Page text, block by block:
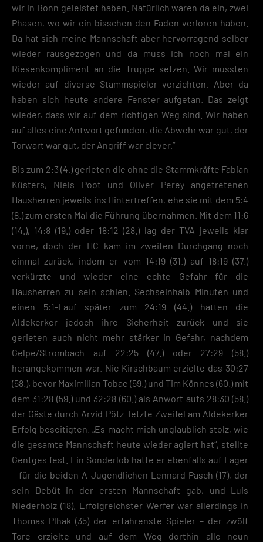
wir in Bonn geleistet haben. Natürlich waren da ein, zwei
Phasen, wo wir ein bisschen den Faden verloren haben.
Da hat sich meine Mannschaft aber hervorragend selber
wieder rausgezogen und da muss ich noch mal ein
Riesenkompliment an die Truppe setzen. Wir mussten
wieder auf diverse Stammspieler verzichten. Aber da
haben sich heute andere Fenster aufgetan. Das zeigt
wieder, dass wir auf dem richtigen Weg sind. Wir haben
auf alles eine Antwort gefunden, die Abwehr war gut, der
Torwart war gut, der Angriff war clever.“
Bis zum 2:3 (4.) gerieten die ohne die Stammkräfte Fabian
Küsters, Niels Poot und Oliver Perey angetretenen
Hausherren jeweils ins Hintertreffen, ehe sie mit dem 5:4
(8.) zum ersten Mal die Führung übernahmen. Mit dem 11:6
(14.), 14:8 (19.) oder 18:12 (28.) lag der TVA jeweils klar
vorne, doch der HC kam im zweiten Durchgang noch
einmal zurück, indem er vom 14:19 (31.) auf 18:19 (37.)
verkürzte und wieder eine echte Gefahr für die
Hausherren zu sein schien. Sechseinhalb Minuten und
einen 5:1-Lauf später zum 24:19 (44.) hatten die
Aldekerker jedoch ihre Sicherheit zurück und sie
gerieten auch nicht mehr stärker in Gefahr, nachdem
Gelpe/Strombach auf 22:25 (47.) oder 27:29 (58.)
herangekommen war. Nic Kirschbaum erzielte das 30:27
(58.), bevor Maximilian Tobae (59.) und Tim Könnes (60.) mit
dem 31:28 (59.) und 32:28 (60.) als Anwort aufs 28:30 (58.)
der Gäste durch Arvid Pötz letzte Zweifel am Aldekerker
Erfolg beseitigten. „Es macht mich unglaublich stolz, wie
die gesamte Mannschaft heute wieder agiert hat“, stellte
Gentges fest. Ein Sonderlob hatte er ebenfalls auf Lager
– für die beiden A-Jugendlichen Lennard Pasch (17), der
sein Debüt in der ersten Mannschaft gab, und Luis
Niederholz (18). Erfolgreichster Werfer war allerdings in
Thomas Plhak (35) der erfahrenste Spieler – der zwölf
Tore erzielte und auf dem Weg dorthin alle neun